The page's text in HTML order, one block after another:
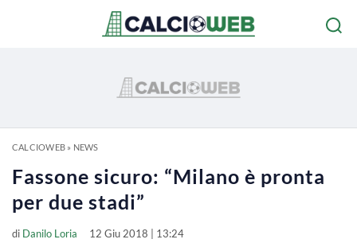
CALCIOWEB» NEWS
Fassone sicuro: “Milano è pronta
per due stadi”
di Danilo Loria 12 Giu 2018 | 13:24